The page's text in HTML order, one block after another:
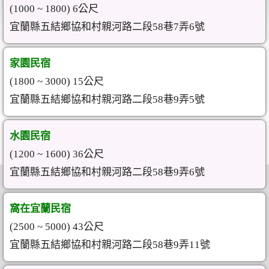
(1000 ~ 1800) 6公尺
宜蘭縣五結鄉協和村親河路二段58巷7弄6號
家園民宿
(1800 ~ 3000) 15公尺
宜蘭縣五結鄉協和村親河路二段58巷9弄5號
水園民宿
(1200 ~ 1600) 36公尺
宜蘭縣五結鄉協和村親河路二段58巷9弄6號
窩在宜蘭民宿
(2500 ~ 5000) 43公尺
宜蘭縣五結鄉協和村親河路二段58巷9弄11號